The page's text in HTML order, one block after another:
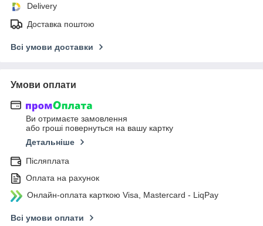
Delivery
Доставка поштою
Всі умови доставки
Умови оплати
Ви отримаєте замовлення
або гроші повернуться на вашу картку
Детальніше
Післяплата
Оплата на рахунок
Онлайн-оплата карткою Visa, Mastercard - LiqPay
Всі умови оплати